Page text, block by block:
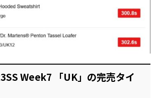
Week7 「UK」の完売タイ